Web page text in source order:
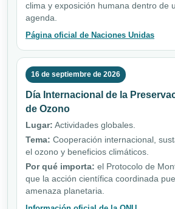
clima y exposición humana dentro de
agenda.
Página oficial de Naciones Unidas
16 de septiembre de 2026
Día Internacional de la
de Ozono
Lugar: Actividades globales.
Tema: Cooperación internacional,
el ozono y beneficios climáticos.
Por qué importa: el Protocolo de
que la acción científica coordinada
amenaza planetaria.